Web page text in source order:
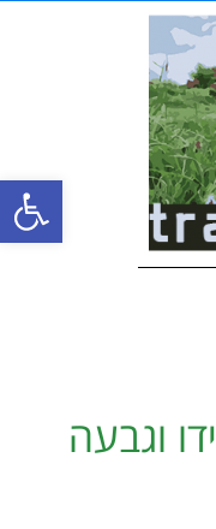
פתח
וגבעה